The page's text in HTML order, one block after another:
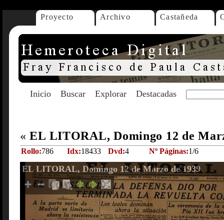
Proyecto Archivo Castañeda
Inicio Buscar Explorar Destacadas
« EL LITORAL, Domingo 12 de
Rollo:786 Idx:18433 Dvd:4 Nº Páginas:1/6
EL LITORAL, Domingo 12 de Marzo de 1939